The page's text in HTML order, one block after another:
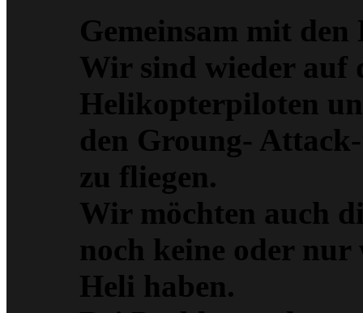
Gemeinsam mit
Wir sind wieder auf
Helikopterpiloten
den Groung-
zu fliegen.
Wir möchten auch
noch keine oder
Heli haben.